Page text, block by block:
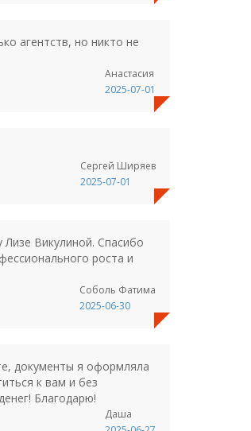
агентств, но никто не
Анастасия
2025-07-01
Сергей Ширяев
2025-07-01
Викулиной. Спасибо
роста и
Соболь Фатима
2025-06-30
документы я оформляла
к вам и без
Благодарю!
Даша